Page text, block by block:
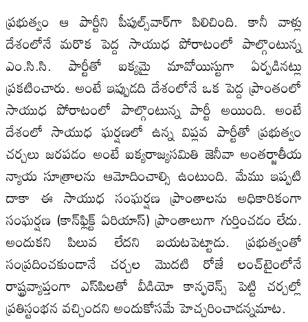
ప్రభుత్వం ఆ పార్టీని పీపుల్స్‌వార్‌గా పిలిచింది. కానీ వాళ్లు
దేశంలోనే మరొక పెద్ద సాయుధ పోరాటంలో పాల్గొంటున్న
ఎం.సి.సి. పార్టీతో ఐక్యమై మావోయిస్టుగా ఏర్పడినట్లు
ప్రకటించారు. అంటే ఇప్పుడది దేశంలోనే ఒక పెద్ద ప్రాంతంలో
సాయుధ పోరాటంలో పాల్గొంటున్న పార్టీ అయింది. అంటే
దేశంలో సాయుధ ఘర్షణలో ఉన్న విప్లవ పార్టీతో ప్రభుత్వం
చర్చలు జరపడం అంటే ఐక్యరాజ్యసమితి జెనీవా అంతర్జాతీయ
న్యాయ సూత్రాలను ఆమోదించాల్సి ఉంటుంది. మేము ఇప్పటి
దాకా ఈ సాయుధ సంఘర్షణ ప్రాంతాలను అధికారికంగా
సంఘర్షణ (కాన్‌ఫ్లిక్ట్‌ ఏరియాస్‌) ప్రాంతాలుగా గుర్తించడం లేదు.
అందుకని పిలువ లేదని బయటపెట్టాడు. ప్రభుత్వంతో
సంప్రదించకుండానే చర్చల మొదటి రోజే లంచ్‌టైంలోనే
రాష్ట్రవ్యాప్తంగా ఎస్‌పిలతో వీడియో కాన్ఫరెన్స్‌ పెట్టి చర్చల్లో
ప్రతిస్టంభన వచ్చిందని అందుకోసమే హెచ్చరించాడన్నమాట.